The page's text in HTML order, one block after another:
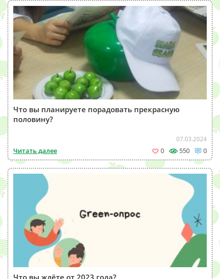
Что вы планируете порадовать прекрасную
половину?
07.03.2024
Читать далее 0 550 0
Что вы ждёте от 2023 года?